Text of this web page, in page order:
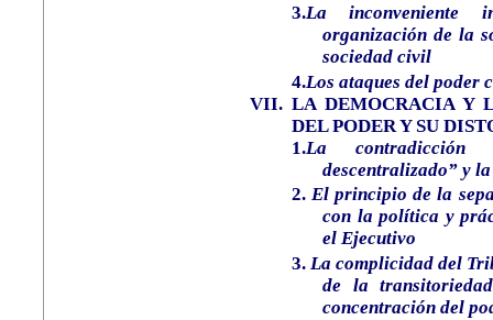
3.La inconveniente
organización de la
sociedad civil
4.Los ataques del poder
VII. LA DEMOCRACIA Y
DEL PODER Y SU
1.La
descentralizado” y
2. El principio de la
con la política y
el Ejecutivo
3. La complicidad del
de la
concentración del